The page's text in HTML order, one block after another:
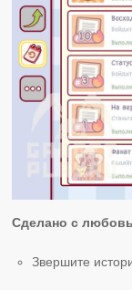
Сделано с
Звершите